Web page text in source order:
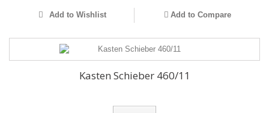
Add to Wishlist Add to Compare
Kasten Schieber 460/11